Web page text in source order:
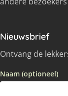
Nieuwsbrief
Ontvang de
Naam (optioneel)